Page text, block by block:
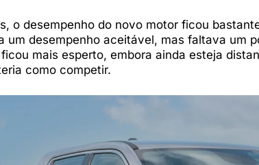
o desempenho do novo motor ficou
um desempenho aceitável, mas faltava um
mais esperto, embora ainda esteja
como competir.